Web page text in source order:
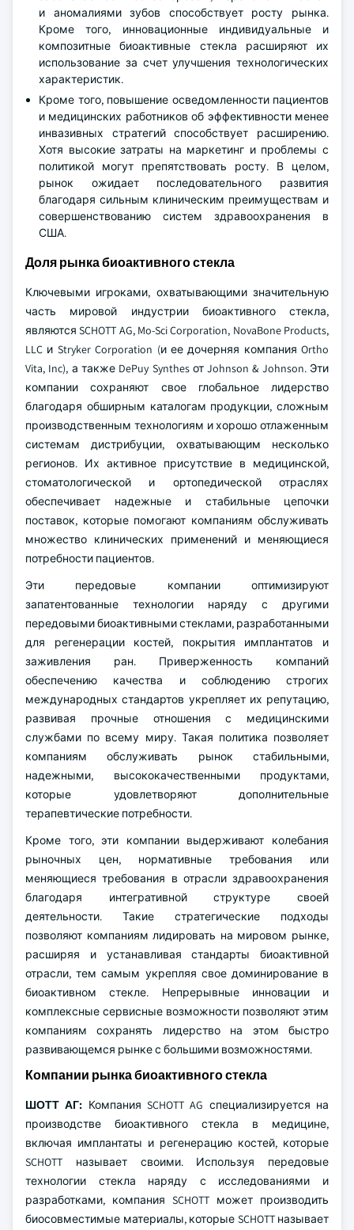
и аномалиями зубов способствует росту рынка.
Кроме того, инновационные индивидуальные и
композитные биоактивные стекла расширяют их
использование за счет улучшения технологических
характеристик.
Кроме того, повышение осведомленности пациентов
и медицинских работников об эффективности менее
инвазивных стратегий способствует расширению.
Хотя высокие затраты на маркетинг и проблемы с
политикой могут препятствовать росту. В целом,
рынок ожидает последовательного развития
благодаря сильным клиническим преимуществам и
совершенствованию систем здравоохранения в
США.
Доля рынка биоактивного стекла
Ключевыми игроками, охватывающими значительную
часть мировой индустрии биоактивного стекла,
являются SCHOTT AG, Mo-Sci Corporation, NovaBone Products,
LLC и Stryker Corporation (и ее дочерняя компания Ortho
Vita, Inc), а также DePuy Synthes от Johnson & Johnson. Эти
компании сохраняют свое глобальное лидерство
благодаря обширным каталогам продукции, сложным
производственным технологиям и хорошо отлаженным
системам дистрибуции, охватывающим несколько
регионов. Их активное присутствие в медицинской,
стоматологической и ортопедической отраслях
обеспечивает надежные и стабильные цепочки
поставок, которые помогают компаниям обслуживать
множество клинических применений и меняющиеся
потребности пациентов.
Эти передовые компании оптимизируют
запатентованные технологии наряду с другими
передовыми биоактивными стеклами, разработанными
для регенерации костей, покрытия имплантатов и
заживления ран. Приверженность компаний
обеспечению качества и соблюдению строгих
международных стандартов укрепляет их репутацию,
развивая прочные отношения с медицинскими
службами по всему миру. Такая политика позволяет
компаниям обслуживать рынок стабильными,
надежными, высококачественными продуктами,
которые удовлетворяют дополнительные
терапевтические потребности.
Кроме того, эти компании выдерживают колебания
рыночных цен, нормативные требования или
меняющиеся требования в отрасли здравоохранения
благодаря интегративной структуре своей
деятельности. Такие стратегические подходы
позволяют компаниям лидировать на мировом рынке,
расширяя и устанавливая стандарты биоактивной
отрасли, тем самым укрепляя свое доминирование в
биоактивном стекле. Непрерывные инновации и
комплексные сервисные возможности позволяют этим
компаниям сохранять лидерство на этом быстро
развивающемся рынке с большими возможностями.
Компании рынка биоактивного стекла
ШОТТ АГ: Компания SCHOTT AG специализируется на
производстве биоактивного стекла в медицине,
включая имплантаты и регенерацию костей, которые
SCHOTT называет своими. Используя передовые
технологии стекла наряду с исследованиями и
разработками, компания SCHOTT может производить
биосовместимые материалы, которые SCHOTT называет